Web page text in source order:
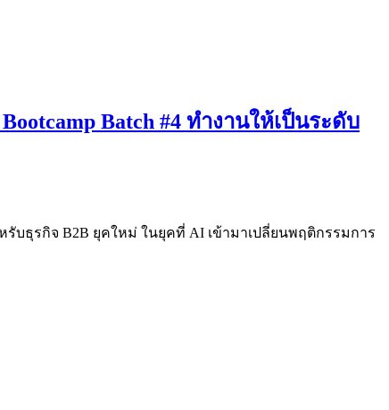
Batch #4 ทำงานให้เป็นระดับ
หรับธุรกิจ B2B ยุคใหม่ ในยุคที่ AI เข้ามาเปลี่ยนพฤติกรรมการ